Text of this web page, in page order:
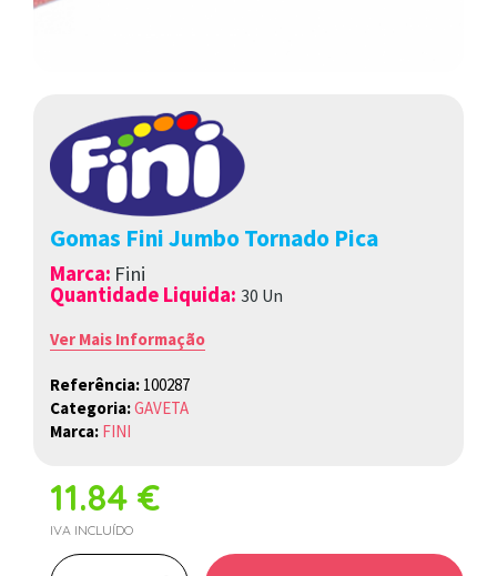
Gomas Fini Jumbo Tornado Pica
Marca: Fini
Quantidade Liquida: 30 Un
Ver Mais Informação
Referência: 100287
Categoria:GAVETA
Marca: FINI
11.84 €
IVA INCLUÍDO